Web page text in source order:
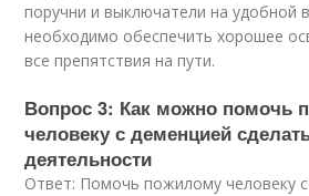
поручни и выключатели на удобной
необходимо обеспечить хорошее
все препятствия на пути.
Вопрос 3: Как можно помочь
человеку с деменцией
деятельности
Ответ: Помочь пожилому человеку